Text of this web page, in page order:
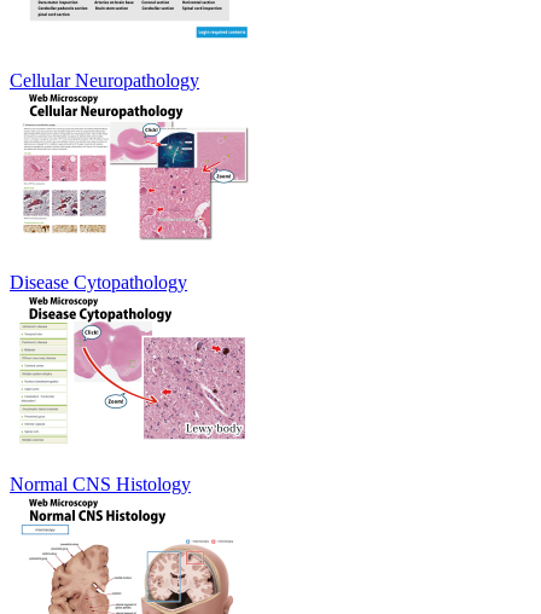
Cellular Neuropathology
Disease Cytopathology
Normal CNS Histology